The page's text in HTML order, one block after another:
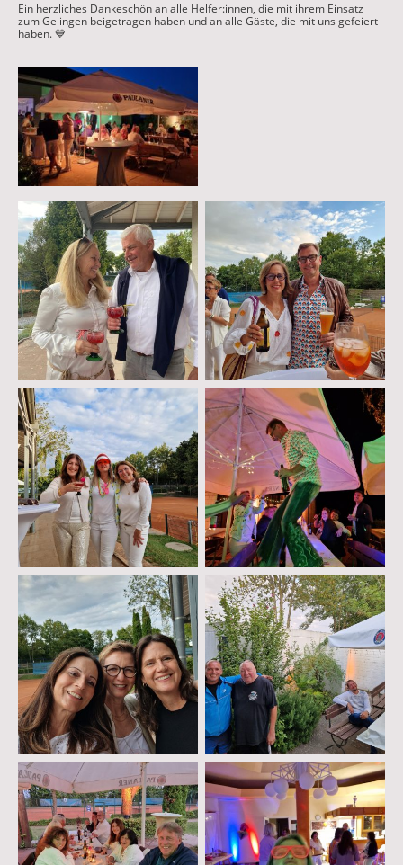
Ein herzliches Dankeschön an alle Helfer:innen, die mit ihrem Einsatz
zum Gelingen beigetragen haben und an alle Gäste, die mit uns gefeiert
haben. 💙